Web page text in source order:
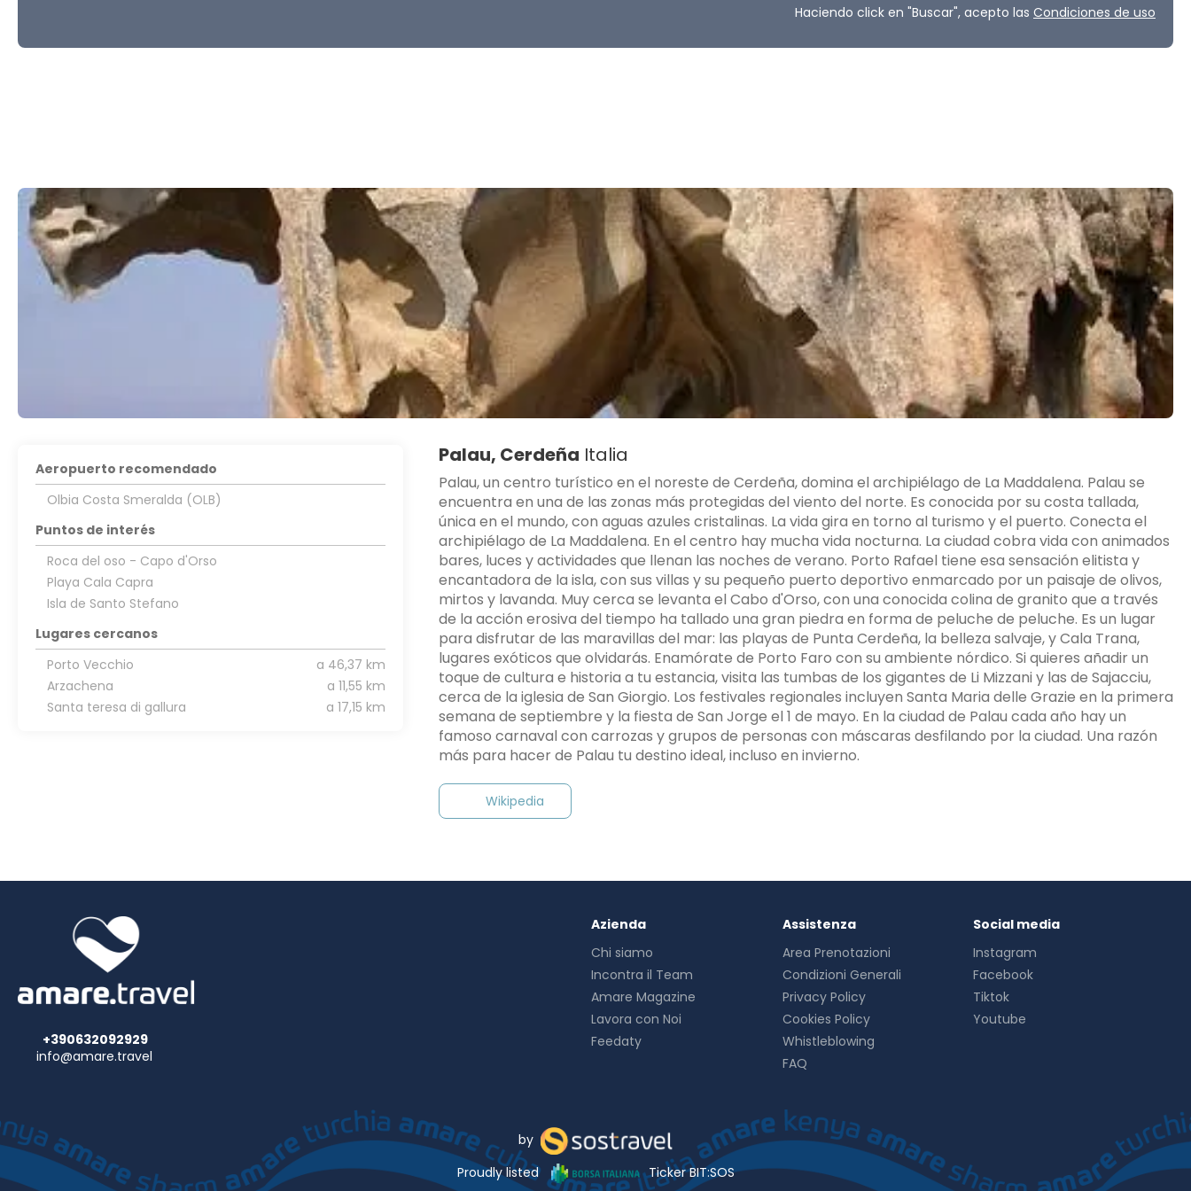
Haciendo click en "Buscar", acepto las Condiciones de uso
Palau, Cerdeña Italia
Palau, un centro turístico en el noreste de Cerdeña, domina el archipiélago de La Maddalena. Palau se
encuentra en una de las zonas más protegidas del viento del norte. Es conocida por su costa tallada,
única en el mundo, con aguas azules cristalinas. La vida gira en torno al turismo y el puerto. Conecta el
archipiélago de La Maddalena. En el centro hay mucha vida nocturna. La ciudad cobra vida con animados
bares, luces y actividades que llenan las noches de verano. Porto Rafael tiene esa sensación elitista y
encantadora de la isla, con sus villas y su pequeño puerto deportivo enmarcado por un paisaje de olivos,
mirtos y lavanda. Muy cerca se levanta el Cabo d'Orso, con una conocida colina de granito que a través
de la acción erosiva del tiempo ha tallado una gran piedra en forma de peluche de peluche. Es un lugar
para disfrutar de las maravillas del mar: las playas de Punta Cerdeña, la belleza salvaje, y Cala Trana,
lugares exóticos que olvidarás. Enamórate de Porto Faro con su ambiente nórdico. Si quieres añadir un
toque de cultura e historia a tu estancia, visita las tumbas de los gigantes de Li Mizzani y las de Sajacciu,
cerca de la iglesia de San Giorgio. Los festivales regionales incluyen Santa Maria delle Grazie en la primera
semana de septiembre y la fiesta de San Jorge el 1 de mayo. En la ciudad de Palau cada año hay un
famoso carnaval con carrozas y grupos de personas con máscaras desfilando por la ciudad. Una razón
más para hacer de Palau tu destino ideal, incluso en invierno.
Wikipedia
Aeropuerto recomendado
Olbia Costa Smeralda (OLB)
Puntos de interés
Roca del oso - Capo d'Orso
Playa Cala Capra
Isla de Santo Stefano
Lugares cercanos
Porto Vecchio
a 46,37 km
Arzachena
a 11,55 km
Santa teresa di gallura
a 17,15 km
+390632092929
info@amare.travel
Azienda
Chi siamo
Incontra il Team
Amare Magazine
Lavora con Noi
Feedaty
Assistenza
Area Prenotazioni
Condizioni Generali
Privacy Policy
Cookies Policy
Whistleblowing
FAQ
Social media
Instagram
Facebook
Tiktok
Youtube
by
Proudly listed
Ticker BIT:SOS